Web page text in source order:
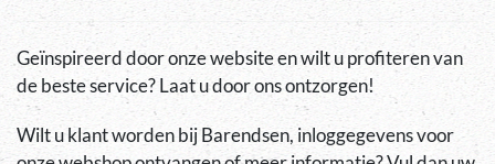
Geïnspireerd door onze website en wilt u profiteren van
de beste service? Laat u door ons ontzorgen!
Wilt u klant worden bij Barendsen, inloggegevens voor